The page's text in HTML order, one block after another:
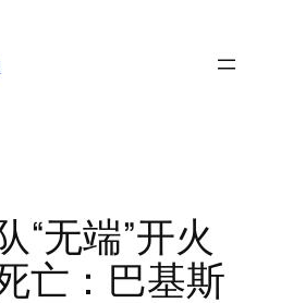
“无端”开火
亡：巴基斯